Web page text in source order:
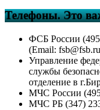
Телефоны. Это
ФСБ России
(Email:
Управление
службы
отделение в
МЧС России
МЧС РБ (347)